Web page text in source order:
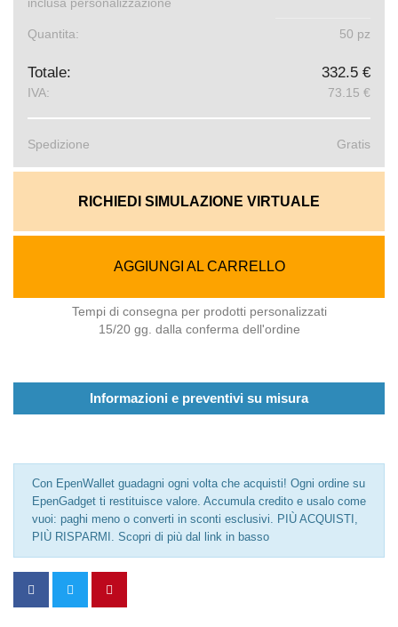
Quantita: 50 pz
Totale: 332.5 €
IVA: 73.15 €
Spedizione Gratis
RICHIEDI SIMULAZIONE VIRTUALE
AGGIUNGI AL CARRELLO
Tempi di consegna per prodotti personalizzati
15/20 gg. dalla conferma dell'ordine
Informazioni e preventivi su misura
Con EpenWallet guadagni ogni volta che acquisti! Ogni ordine su
EpenGadget ti restituisce valore. Accumula credito e usalo come
vuoi: paghi meno o converti in sconti esclusivi. PIÙ ACQUISTI,
PIÙ RISPARMI. Scopri di più dal link in basso